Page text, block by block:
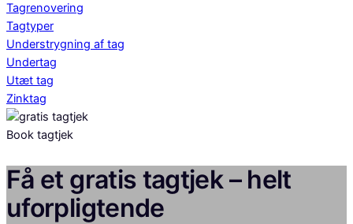
Tagrenovering
Tagtyper
Understrygning af tag
Undertag
Utæt tag
Zinktag
Book tagtjek
Få et gratis tagtjek – helt
uforpligtende